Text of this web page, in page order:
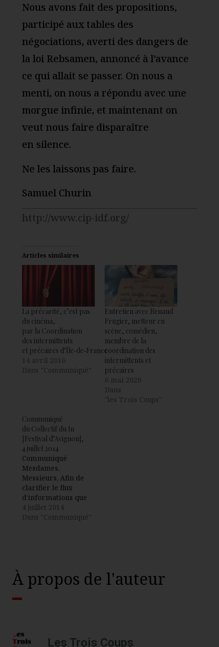
Nous avons fait des propositions,
participé aux tables des
négociations, averti des dangers de
la loi Rebsamen, annoncé à l’avance
ce qui allait se passer. On nous a
menti, on nous a répondu avec une
morgue infinie, et maintenant on
veut nous faire disparaître
en silence.
Ne les laissons pas faire.
Samuel Churin
http://www.cip-idf.org/
Articles similaires
La précarité, c’est pas
du cinéma,
par la Coordination
des intermittents
et précaires d’Île‑de‑France
14 avril 2016
Dans "Communiqué"
Entretien avec Renaud
Frugier, metteur en
scène, comédien,
membre de la
coordination des
intermittents et
précaires
6 mai 2020
Dans
"les Trois Coups"
Communiqué
du Collectif du In
[Festival d’Avignon],
4 juillet 2014
Communiqué
Mesdames,
Messieurs, Afin de
clarifier le flux
d’informations que
vous relayez sur
notre mouvement,
4 juillet 2014
Dans "Communiqué"
À propos de l'auteur
Les Trois Coups